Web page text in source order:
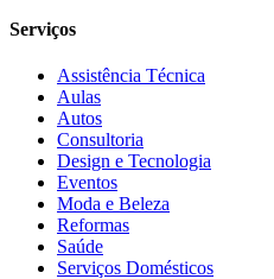
Serviços
Assistência Técnica
Aulas
Autos
Consultoria
Design e Tecnologia
Eventos
Moda e Beleza
Reformas
Saúde
Serviços Domésticos